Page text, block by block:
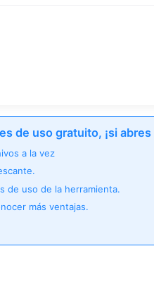
de uso gratuito, ¡si
a la vez
de uso de la herramienta.
más ventajas.